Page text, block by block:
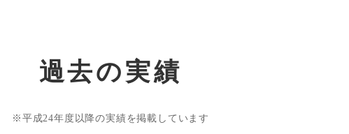
過去の実績
※平成24年度以降の実績を掲載しています